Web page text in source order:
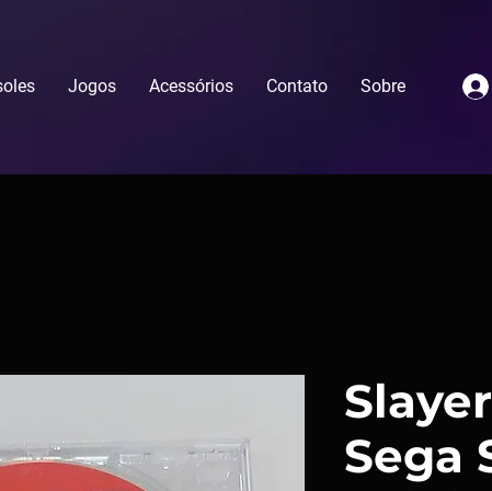
Jogos Acessórios Contato Sobre
Sega